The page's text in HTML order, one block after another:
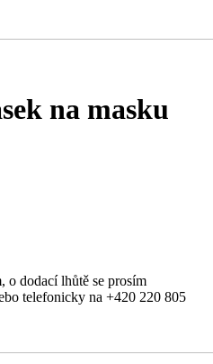
na masku
o dodací lhůtě se prosím
telefonicky na +420 220 805